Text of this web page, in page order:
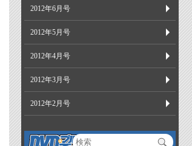
2012年6月号
2012年5月号
2012年4月号
2012年3月号
2012年2月号